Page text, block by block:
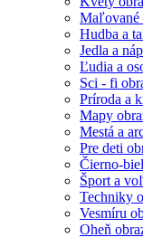
Maľované
Hudba a
Jedla a
Ľudia a
Sci - fi
Príroda a
Mapy
Mestá a
Pre deti
Čierno-
Šport a
Techniky
Vesmíru
Oheň